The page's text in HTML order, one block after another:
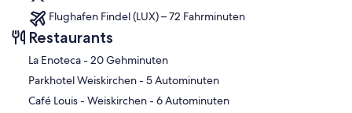
Flughafen Findel (LUX) – 72 Fahrminuten
Restaurants
‪La Enoteca - ‬20 Gehminuten
‪Parkhotel Weiskirchen - ‬5 Autominuten
‪Café Louis - Weiskirchen - ‬6 Autominuten